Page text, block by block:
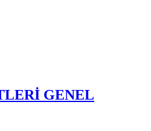
GENEL